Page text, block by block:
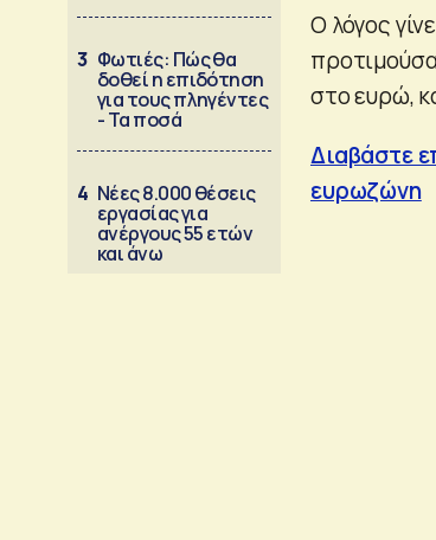
3 Φωτιές: Πώς θα
δοθεί η επιδότηση
για τους πληγέντες
- Τα ποσά
4 Νέες 8.000 θέσεις
εργασίας για
ανέργους 55 ετών
και άνω
Ο λόγος
στο ευρώ,
Διαβάστε
ευρωζώνη